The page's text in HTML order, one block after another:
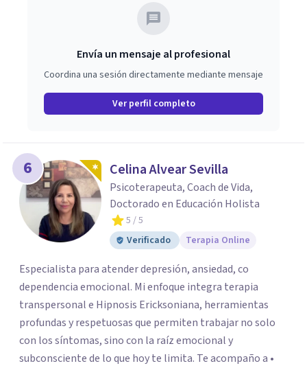
Envía un mensaje al profesional
Coordina una sesión directamente mediante mensaje
Ver perfil completo
6 Celina Alvear Sevilla
Psicoterapeuta, Coach de Vida,
Doctorado en Educación Holista
5 / 5
Verificado
Terapia Online
Especialista para atender depresión, ansiedad, co
dependencia emocional. Mi enfoque integra terapia
transpersonal e Hipnosis Ericksoniana, herramientas
profundas y respetuosas que permiten trabajar no solo
con los síntomas, sino con la raíz emocional y
subconsciente de lo que hoy te limita. Te acompaño a •